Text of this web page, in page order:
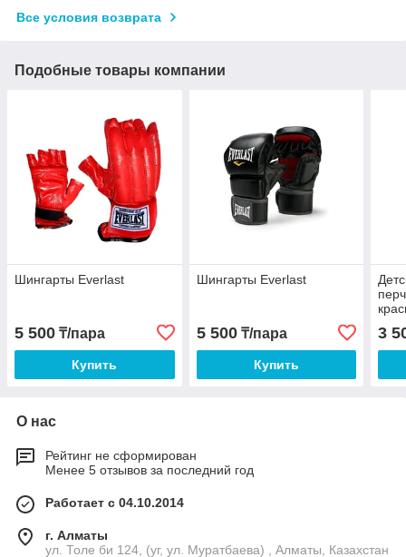
Все условия возврата
Подобные товары компании
Шингарты Everlast
5 500 ₸/пара
Купить
Шингарты Everlast
5 500₸/пара
Купить
3
О нас
Рейтинг не сформирован
Менее 5 отзывов за последний год
Работает с 04.10.2014
г. Алматы
ул. Толе би 124, (уг, ул. Муратбаева) , Алматы, Казахстан